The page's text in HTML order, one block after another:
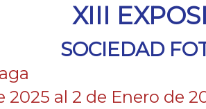
XIII
SOCIEDAD
al 2 de Enero de